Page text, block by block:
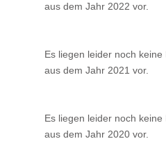
aus dem Jahr 2022 vor.
Es liegen leider noch
aus dem Jahr 2021 vor.
Es liegen leider noch
aus dem Jahr 2020 vor.